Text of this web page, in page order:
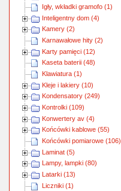
Igły, wkładki gramofo (1)
Inteligentny dom (4)
Kamery (2)
Karnawałowe hity (2)
Karty pamięci (12)
Kaseta baterii (48)
Klawiatura (1)
Kleje i lakiery (10)
Kondensatory (249)
Kontrolki (109)
Konwertery av (4)
Końcówki kablowe (55)
Końcówki pomiarowe (106)
Laminat (5)
Lampy, lampki (80)
Latarki (13)
Liczniki (1)